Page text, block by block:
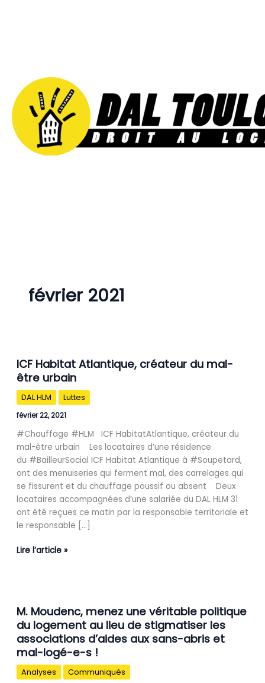
février 2021
ICF Habitat Atlantique, créateur du mal-
être urbain
DAL HLM Luttes
février 22, 2021
#Chauffage #HLM ICF HabitatAtlantique, créateur du
mal-être urbain Les locataires d’une résidence
du #BailleurSocial ICF Habitat Atlantique à #Soupetard,
ont des menuiseries qui ferment mal, des carrelages qui
se fissurent et du chauffage poussif ou absent Deux
locataires accompagnées d’une salariée du DAL HLM 31
ont été reçues ce matin par la responsable territoriale et
le responsable […]
Habitat
Atlantique,
créateur
du
mal-
être
urbain
Lire l’article »
M. Moudenc, menez une véritable politique
du logement au lieu de stigmatiser les
associations d’aides aux sans-abris et
mal-logé-e-s !
Analyses Communiqués
Moudenc,
menez
une
véritable
politique
du